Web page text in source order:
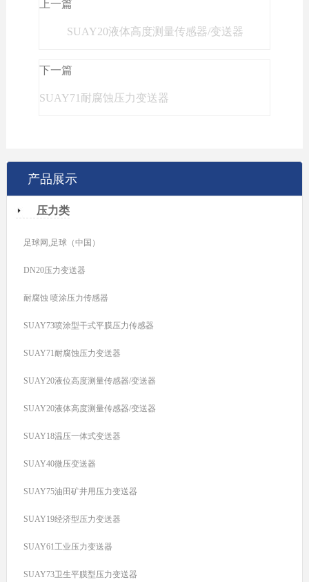
上一篇
SUAY20液体高度测量传感器/变送器
下一篇
SUAY71耐腐蚀压力变送器
产品展示
压力类
足球网,足球（中国）
DN20压力变送器
耐腐蚀 喷涂压力传感器
SUAY73喷涂型干式平膜压力传感器
SUAY71耐腐蚀压力变送器
SUAY20液位高度测量传感器/变送器
SUAY20液体高度测量传感器/变送器
SUAY18温压一体式变送器
SUAY40微压变送器
SUAY75油田矿井用压力变送器
SUAY19经济型压力变送器
SUAY61工业压力变送器
SUAY73卫生平膜型压力变送器